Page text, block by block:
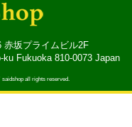
赤坂プライムビル2F
Fukuoka 810-0073 Japan
all rights reserved.